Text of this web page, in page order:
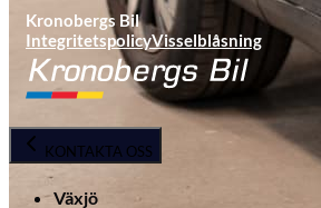
Visa alla fordon
Kronobergs Bil
IntegritetspolicyVisselblåsning
KONTAKTA OSS
Växjö